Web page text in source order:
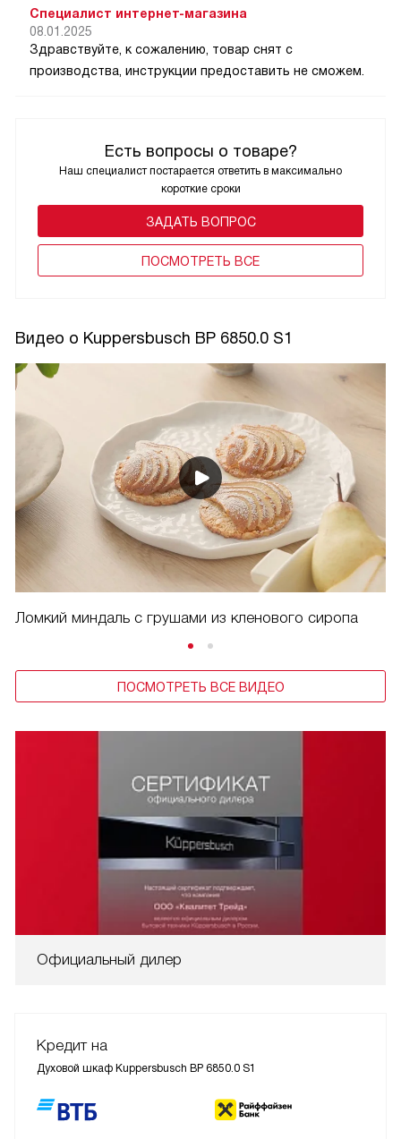
Есть вопросы о товаре?
Наш специалист постарается ответить в максимально
короткие сроки
ЗАДАТЬ ВОПРОС
ПОCМОТРЕТЬ ВСЕ
Специалист интернет-магазина
08.01.2025
Здравствуйте, к сожалению, товар снят с
производства, инструкции предоставить не сможем.
Видео о Kuppersbusch BP 6850.0 S1
Ломкий миндаль с грушами из кленового сиропа
ПОСМОТРЕТЬ ВСЕ ВИДЕО
Официальный дилер
Кредит на
Духовой шкаф Kuppersbusch BP 6850.0 S1